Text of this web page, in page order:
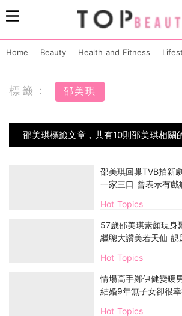
Home Beauty Health and Fitness
標籤： 邵美琪
邵美琪標籤文章，共有10則邵美琪相關
Hot Topics
邵美琪回巢TVB拍新
一家三口 曾表示有戲
Hot Topics
57歲邵美琪素顏現身
繼聰大讚美若天仙
Hot Topics
情場高手鄭伊健變暖
結婚9年無子女卻很幸